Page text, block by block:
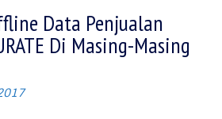
Data Penjualan
Di Masing-Masing